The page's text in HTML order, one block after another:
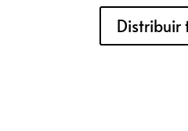
Distribuir